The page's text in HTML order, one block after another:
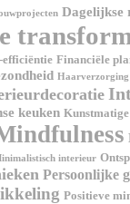
Dagelijkse
Financiële
Haarverzorging
keuken
interieur
Persoonlijke
Positieve